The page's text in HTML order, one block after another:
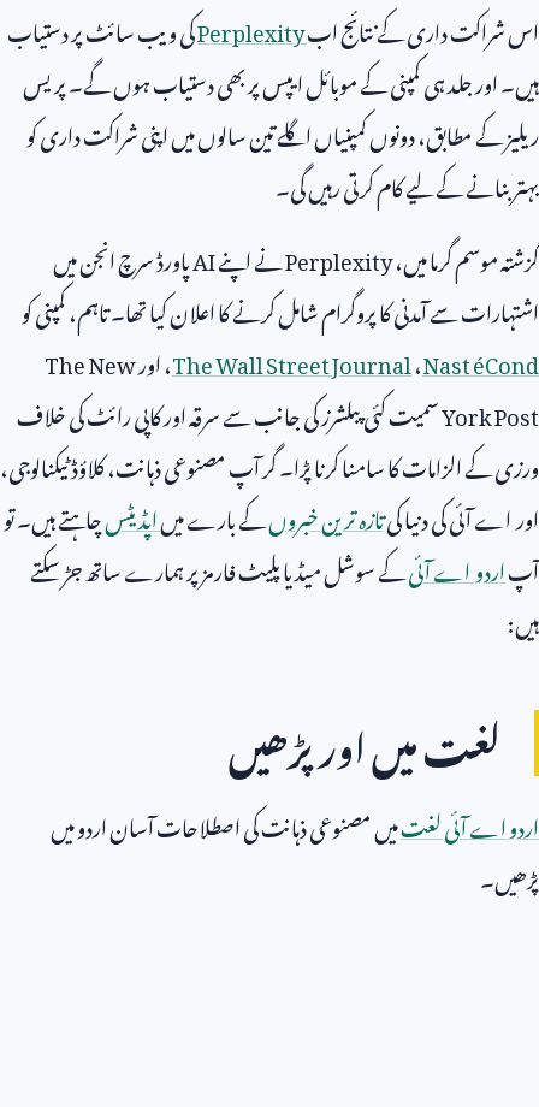
اس شراکت داری کے نتائج ابPerplexityکی ویب سائٹ پر دستیاب
ہیں۔ اور جلد ہی کمپنی کے موبائل ایپس پر بھی دستیاب ہوں گے۔ پریس
ریلیز کے مطابق، دونوں کمپنیاں اگلے تین سالوں میں اپنی شراکت داری کو
بہتر بنانے کے لیے کام کرتی رہیں گی۔
گزشتہ موسم گرما میں،Perplexityنے اپنےAIپاورڈ سرچ انجن میں
اشتہارات سے آمدنی کا پروگرام شامل کرنے کا اعلان کیا تھا۔ تاہم، کمپنی کو
Cond
é
Nast،The Wall Street Journal، اورThe New
York Postسمیت کئی پبلشرز کی جانب سے سرقہ اور کاپی رائٹ کی خلاف
ورزی کے الزامات کا سامنا کرنا پڑا۔ گر آپ مصنوعی ذہانت، کلاؤڈ ٹیکنالوجی،
اور اے آئی کی دنیا کیتازہ ترین خبروںکے بارے میںاپڈیٹسچاہتے ہیں۔ تو
آپاردو اے آئیکے سوشل میڈیا پلیٹ فارمز پر ہمارے ساتھ جڑ سکتے
ہیں:
لغت میں اور پڑھیں
اردو اے آئی لغتمیں مصنوعی ذہانت کی اصطلاحات آسان اردو میں
پڑھیں۔